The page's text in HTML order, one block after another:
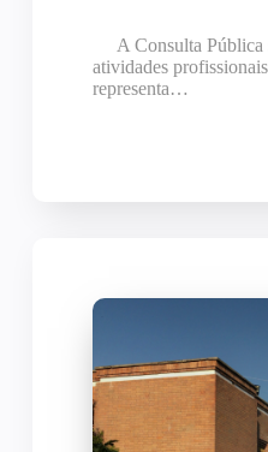
A Consulta Pública
atividades
representa…